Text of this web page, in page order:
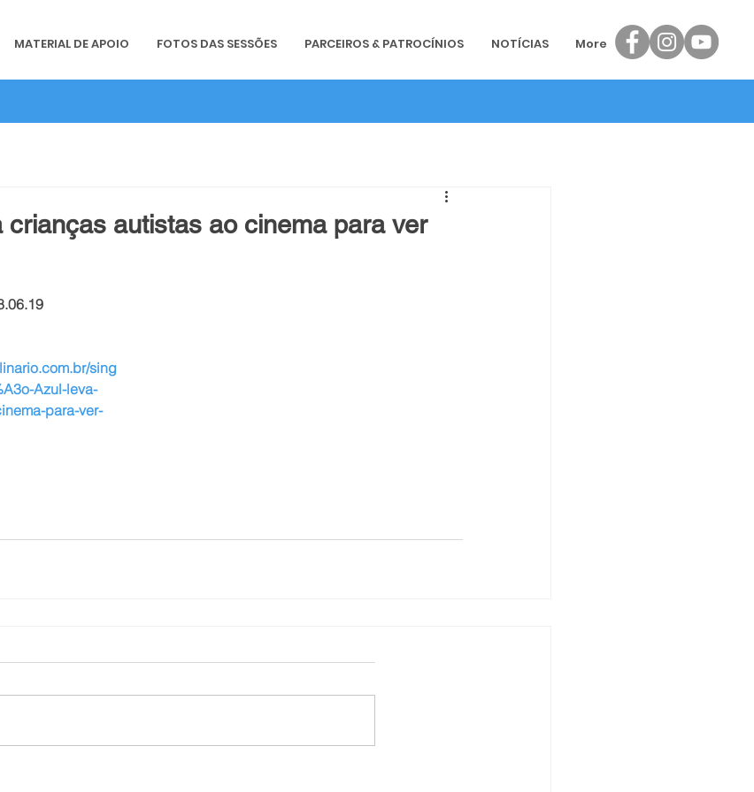
MATERIAL DE APOIO FOTOS DAS SESSÕES PARCEIROS & PATROCÍNIOS NOTÍCIAS More
crianças autistas ao cinema para ver
sing
Azul-leva-
para-ver-